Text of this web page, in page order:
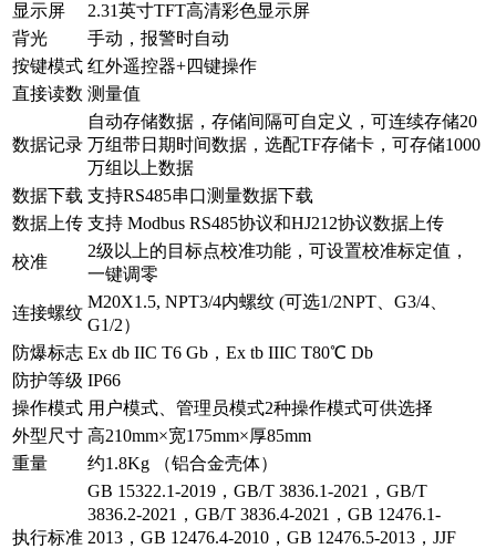
显示屏
2.31英寸TFT高清彩色显示屏
背光
手动，报警时自动
按键模式 红外遥控器+四键操作
直接读数 测量值
数据记录
自动存储数据，存储间隔可自定义，可连续存储20
万组带日期时间数据，选配TF存储卡，可存储1000
万组以上数据
数据下载 支持RS485串口测量数据下载
数据上传 支持 Modbus RS485协议和HJ212协议数据上传
校准
2级以上的目标点校准功能，可设置校准标定值，
一键调零
连接螺纹
M20X1.5, NPT3/4内螺纹 (可选1/2NPT、G3/4、
G1/2）
防爆标志 Ex db IIC T6 Gb，Ex tb IIIC T80℃ Db
防护等级 IP66
操作模式 用户模式、管理员模式2种操作模式可供选择
外型尺寸 高210mm×宽175mm×厚85mm
重量
约1.8Kg （铝合金壳体）
执行标准
GB 15322.1-2019，GB/T 3836.1-2021，GB/T
3836.2-2021，GB/T 3836.4-2021，GB 12476.1-
2013，GB 12476.4-2010，GB 12476.5-2013，JJF